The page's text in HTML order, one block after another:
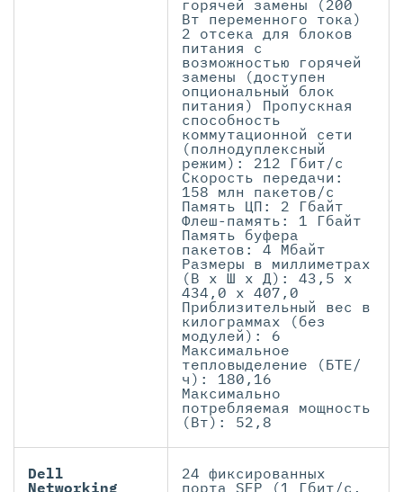
горячей замены (200
Вт переменного тока)
2 отсека для блоков
питания с
возможностью горячей
замены (доступен
опциональный блок
питания) Пропускная
способность
коммутационной сети
(полнодуплексный
режим): 212 Гбит/с
Скорость передачи:
158 млн пакетов/с
Память ЦП: 2 Гбайт
Флеш-память: 1 Гбайт
Память буфера
пакетов: 4 Мбайт
Размеры в миллиметрах
(В x Ш x Д): 43,5 x
434,0 x 407,0
Приблизительный вес в
килограммах (без
модулей): 6
Максимальное
тепловыделение (БТЕ/
ч): 180,16
Максимально
потребляемая мощность
(Вт): 52,8
Dell
Networking
24 фиксированных
порта SFP (1 Гбит/с,